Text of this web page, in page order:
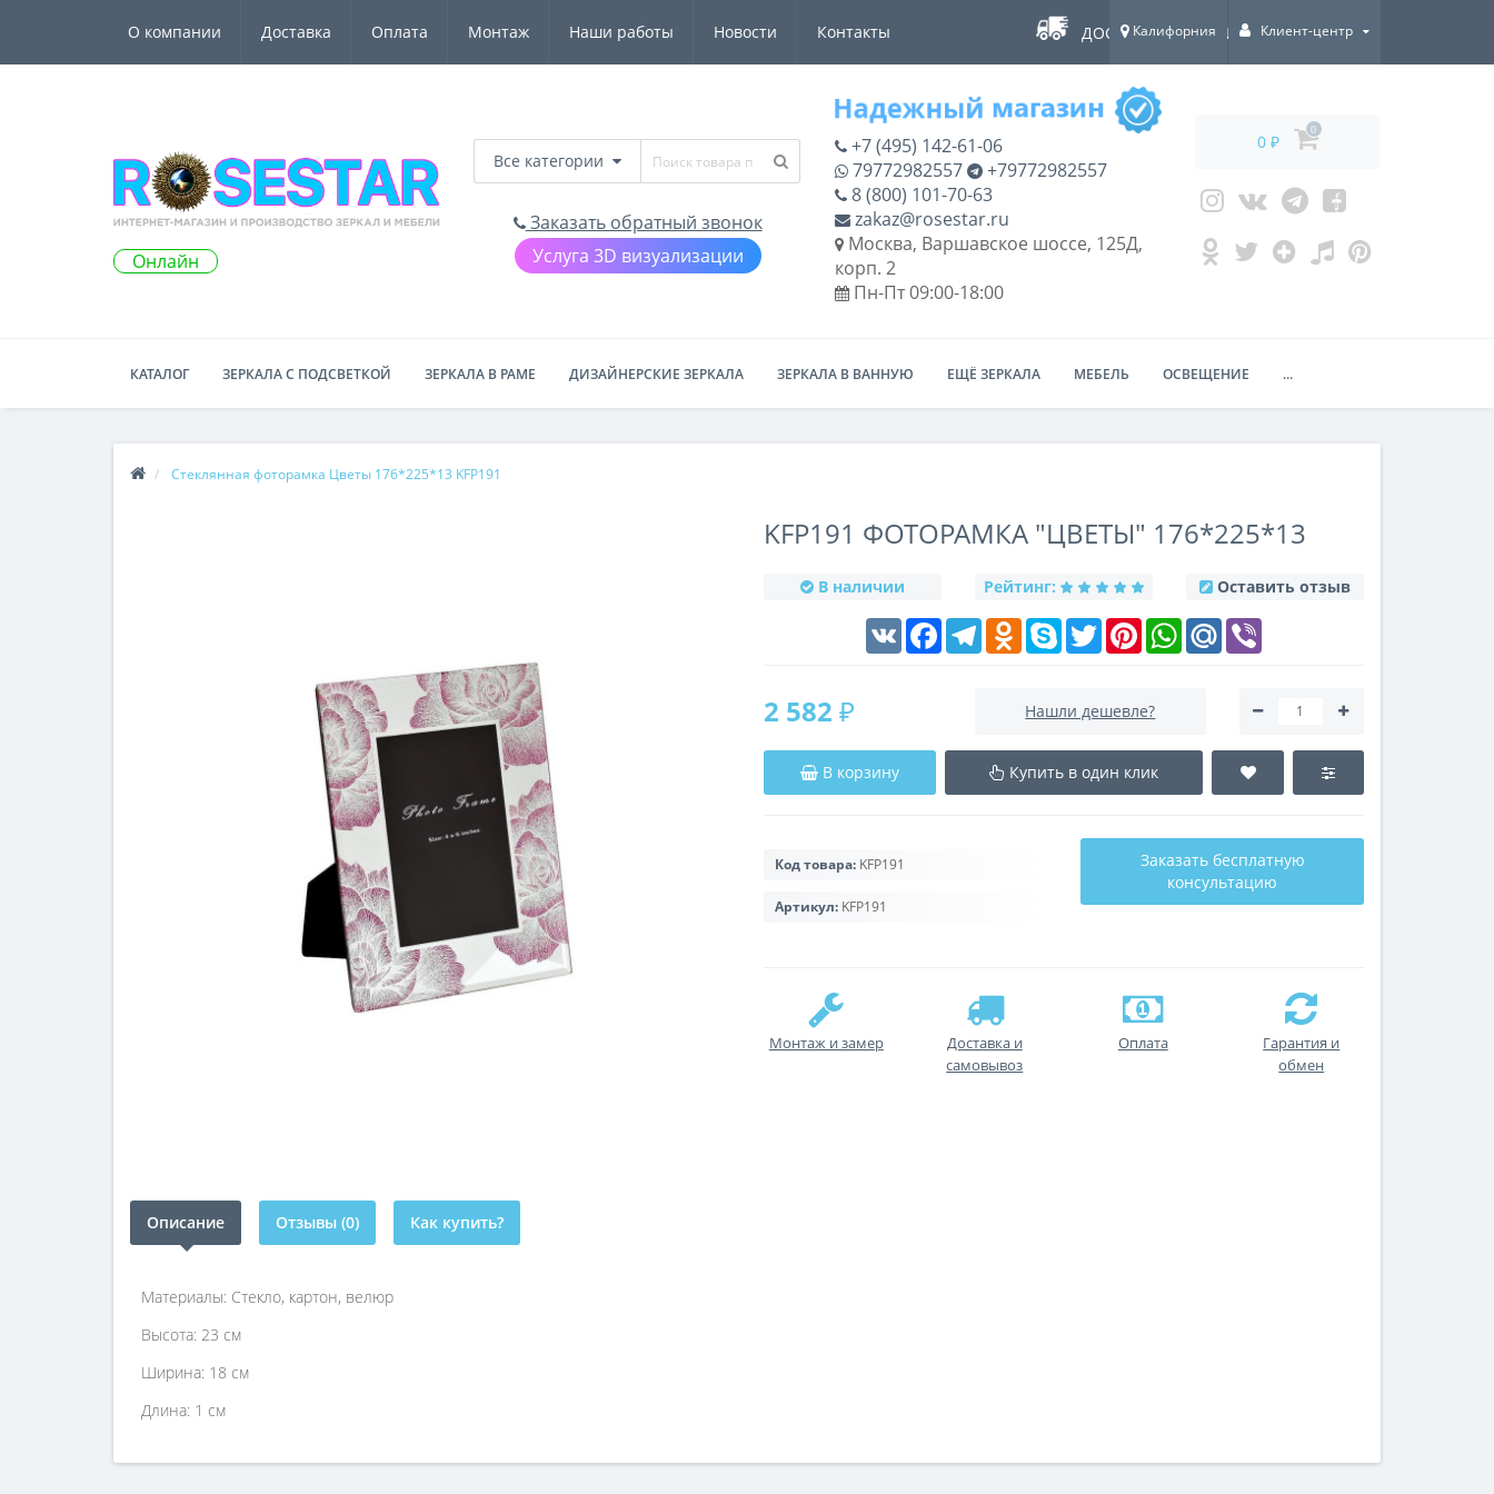
О компании Доставка Оплата Монтаж Наши работы Новости Контакты ДОСТАВКА ПО ВСЕЙ РОССИИ!
Калифорния Клиент-центр
Онлайн
Все категории
Заказать обратный звонок
Услуга 3D визуализации
+7 (495) 142-61-06
79772982557
+79772982557
8 (800) 101-70-63
zakaz@rosestar.ru
Москва, Варшавское шоссе, 125Д,
корп. 2
Пн-Пт 09:00-18:00
0 ₽
0
КАТАЛОГ ЗЕРКАЛА С ПОДСВЕТКОЙ ЗЕРКАЛА В РАМЕ ДИЗАЙНЕРСКИЕ ЗЕРКАЛА ЗЕРКАЛА В ВАННУЮ ЕЩЁ ЗЕРКАЛА МЕБЕЛЬ ОСВЕЩЕНИЕ ...
Стеклянная фоторамка Цветы 176*225*13 KFP191
KFP191 ФОТОРАМКА "ЦВЕТЫ" 176*225*13
В наличии Рейтинг: Оставить отзыв
VK FacebookTelegramOdnoklassniki
Skype Twitter PinterestWhatsAppMail.Ru
2 582 ₽ Нашли дешевле?
В корзину Купить в один клик
Код товара: KFP191
Артикул: KFP191
Заказать бесплатную
консультацию
Монтаж и замер
Доставка и
самовывоз
Оплата
Гарантия и
обмен
Описание Отзывы (0) Как купить?
Материалы: Стекло, картон, велюр
Высота: 23 см
Ширина: 18 см
Длина: 1 см